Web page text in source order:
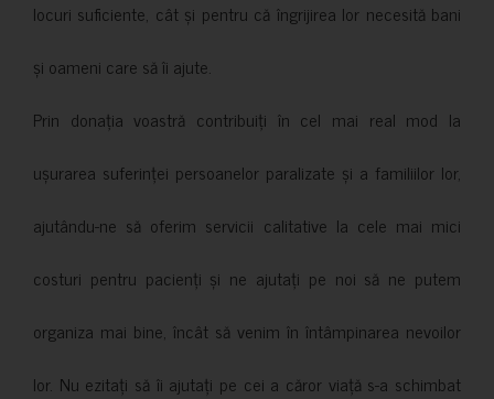
locuri suficiente, cât și pentru că îngrijirea lor necesită bani
și oameni care să îi ajute.
Prin donația voastră contribuiți în cel mai real mod la
ușurarea suferinței persoanelor paralizate și a familiilor lor,
ajutându-ne să oferim servicii calitative la cele mai mici
costuri pentru pacienți și ne ajutați pe noi să ne putem
organiza mai bine, încât să venim în întâmpinarea nevoilor
lor. Nu ezitați să îi ajutați pe cei a căror viață s-a schimbat